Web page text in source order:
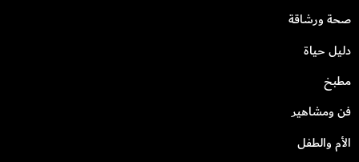
صحة ورشاقة
دليل حياة
مطبخ
فن ومشاهير
الأم والطفل